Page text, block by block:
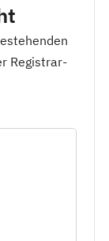
Registrar-